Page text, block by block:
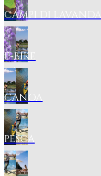
CAMPI DI
E-BIKE
CANOA
PESCA